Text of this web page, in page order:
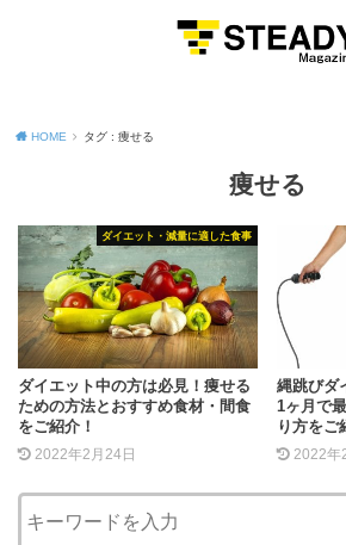
HOME タグ : 痩せる
痩せる
ダイエット・減量に適した食事
ダイエット中の方は必見！痩せる
ための方法とおすすめ食材・間食
をご紹介！
2022年2月24日
縄跳びダ
1ヶ月で
り方をご
2022年